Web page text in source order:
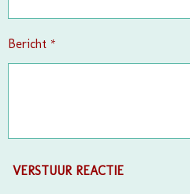
Bericht *
VERSTUUR REACTIE